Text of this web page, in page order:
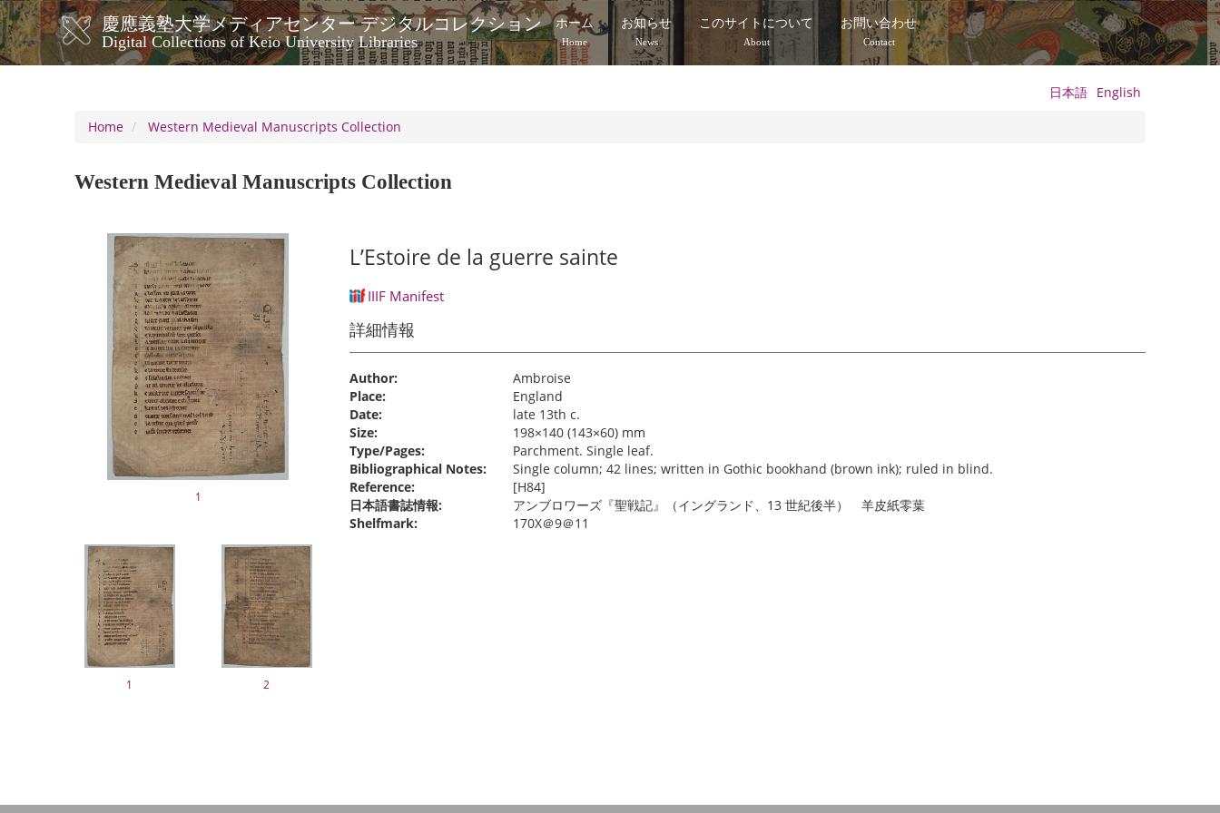
Skip
to
main
content
慶應義塾大学メディアセンター デジタルコレクション
Digital Collections of Keio University Libraries
メ
イ
ビ
シ
ホーム
Home
お知らせ
News
このサイトについて
About
お問い合わせ
Contact
日本語 English
Home
Western Medieval Manuscripts Collection
Western Medieval Manuscripts Collection
1
1 2
L’Estoire de la guerre sainte
IIIF Manifest
詳細情報
Author:
Ambroise
Place:
England
Date:
late 13th c.
Size:
198×140 (143×60) mm
Type/Pages:
Parchment. Single leaf.
Bibliographical Notes:
Single column; 42 lines; written in Gothic bookhand (brown ink); ruled in blind.
Reference:
[H84]
日本語書誌情報:
アンブロワーズ『聖戦記』（イングランド、13 世紀後半） 羊皮紙零葉
Shelfmark:
170X＠9＠11